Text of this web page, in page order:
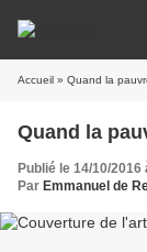
Accueil » Quand la
Quand la
Publié le 14/10/2016
Par Emmanuel de